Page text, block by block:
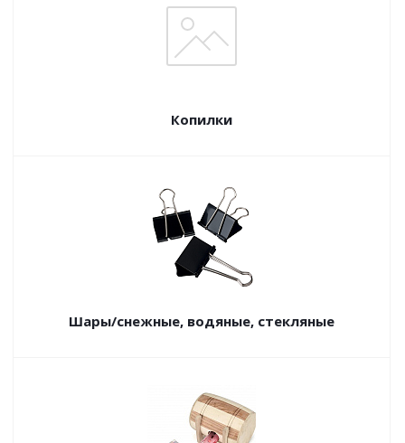
Копилки
Шары/снежные, водяные, стекляные